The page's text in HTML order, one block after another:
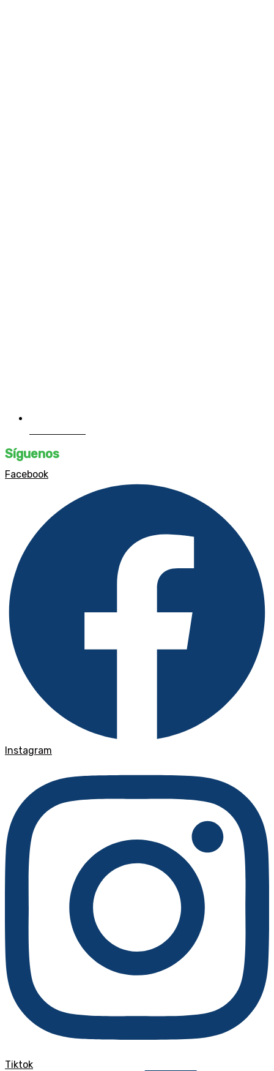
Síguenos
Facebook
Instagram
Tiktok